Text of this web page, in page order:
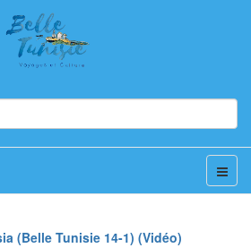
(Belle Tunisie 14-1) (Vidéo)